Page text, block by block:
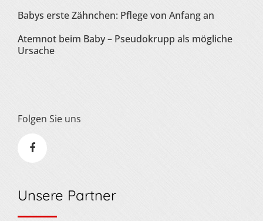
Babys erste Zähnchen: Pflege von Anfang an
Atemnot beim Baby – Pseudokrupp als mögliche
Ursache
Folgen Sie uns
Unsere Partner